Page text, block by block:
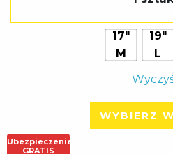
17"
M
19"
L
WYBIERZ
Ubezpieczenie
GRATIS